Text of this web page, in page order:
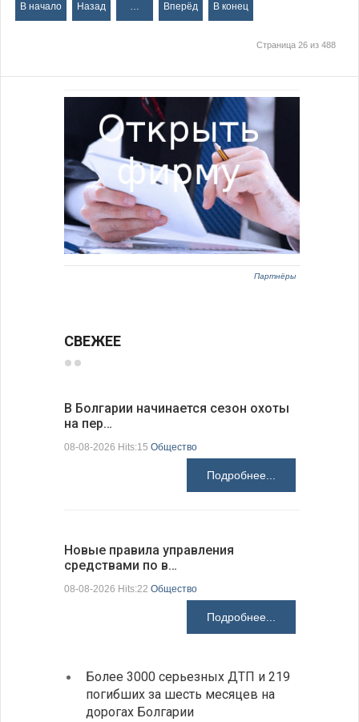
В начало Назад … Вперёд В конец
Страница 26 из 488
Партнёры
СВЕЖЕЕ
В Болгарии начинается сезон охоты
на пер…
08-08-2026 Hits:15 Общество
Подробнее...
Новые правила управления
средствами по в…
08-08-2026 Hits:22 Общество
Подробнее...
Более 3000 серьезных ДТП и 219
погибших за шесть месяцев на
дорогах Болгарии